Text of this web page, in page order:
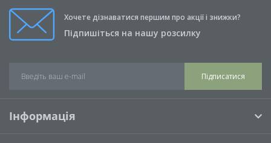
Хочете дізнаватися першим про акції і знижки?
Підпишіться на нашу розсилку
Підписатися
Інформація